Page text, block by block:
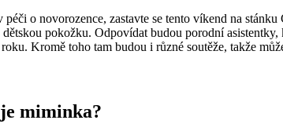
o novorozence, zastavte se tento víkend na
pokožku. Odpovídat budou porodní
Kromě toho tam budou i různé soutěže, takže
miminka?